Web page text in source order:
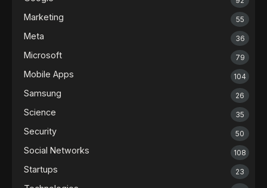
Marketing 55
Meta 36
Microsoft 79
Mobile Apps 104
Samsung 26
Science 35
Security 50
Social Networks 108
Startups 23